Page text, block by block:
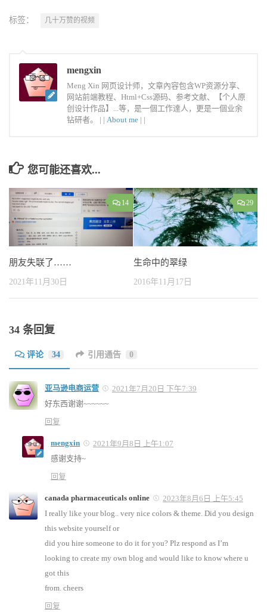
标签： 几十万赞的视频
mengxin
Meng Xin 网页设计师，文章內容包含WP资源分享、
网站前端教程、Html+Css源码、参考文献、【个人原
创设计作品】...等，是一個工作達人，更是一個业余
钻研者。 | | About me | |
您可能还喜欢...
14
朋友失联了……
2021年11月30日
29
生命中的翠绿
2016年11月17日
34 条回复
评论 34 引用通告 0
亚马逊电商运营
2021年7月20日 下午7:39
好东西谢谢~~~~~~
回复
mengxin
2021年9月8日 上午1:07
感谢支持~
回复
canada pharmaceuticals online
2023年8月6日 上午5:45
I really like your blog.. very nice colors & theme. Did you design
this website yourself or
did you hire someone to do it for you? Plz respond as I’m
looking to create my own blog and would like to know where u
got this
from. cheers
回复